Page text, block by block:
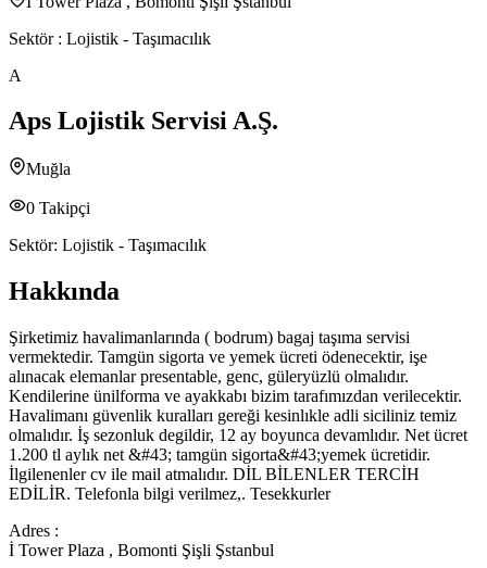
Sektör : Lojistik - Taşımacılık
A
Aps Lojistik Servisi A.Ş.
Muğla
0 Takipçi
Sektör: Lojistik - Taşımacılık
Hakkında
Şirketimiz havalimanlarında ( bodrum) bagaj taşıma servisi
vermektedir. Tamgün sigorta ve yemek ücreti ödenecektir, işe
alınacak elemanlar presentable, genc, güleryüzlü olmalıdır.
Kendilerine ünilforma ve ayakkabı bizim tarafımızdan verilecektir.
Havalimanı güvenlik kuralları gereği kesinlıkle adli siciliniz temiz
olmalıdır. İş sezonluk degildir, 12 ay boyunca devamlıdır. Net ücret
1.200 tl aylık net &#43; tamgün sigorta&#43;yemek ücretidir.
İlgilenenler cv ile mail atmalıdır. DİL BİLENLER TERCİH
EDİLİR. Telefonla bilgi verilmez,. Tesekkurler
Adres :
İ Tower Plaza , Bomonti Şişli Şstanbul